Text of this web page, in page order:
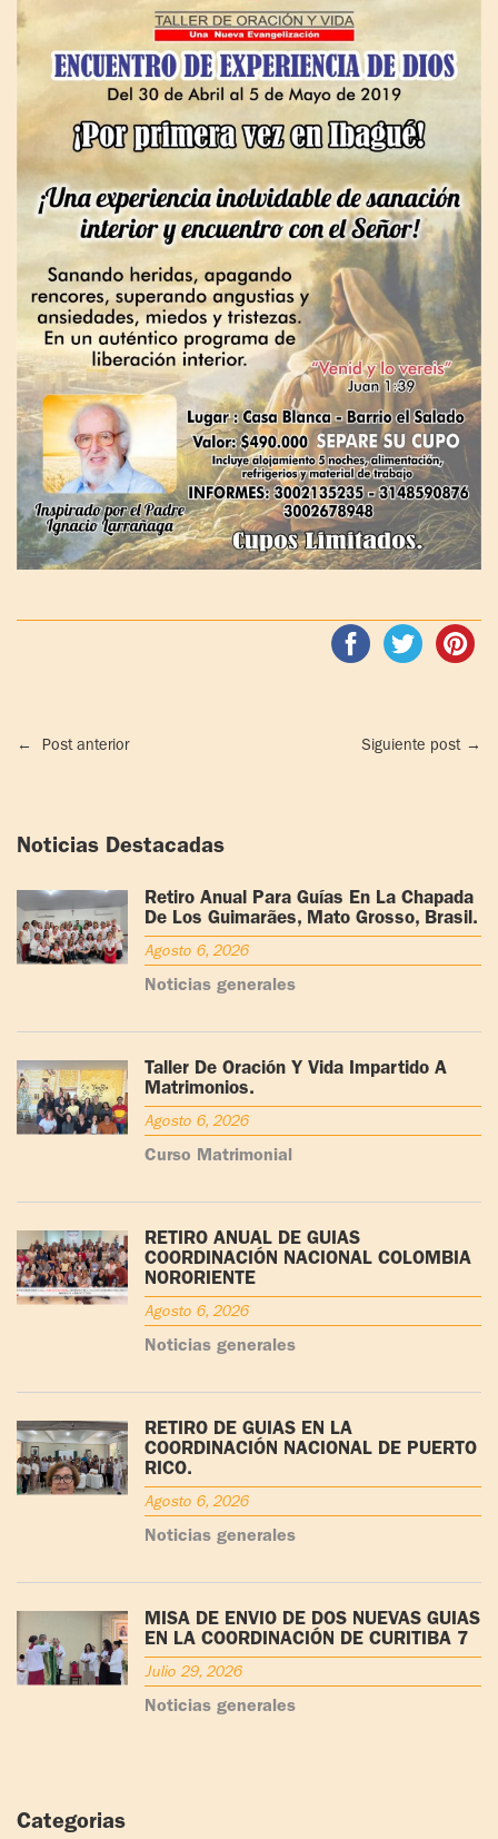
← Post anterior Siguiente post →
Noticias Destacadas
Retiro Anual Para Guías En La Chapada
De Los Guimarães, Mato Grosso, Brasil.
Agosto 6, 2026
Noticias generales
Taller De Oración Y Vida Impartido A
Matrimonios.
Agosto 6, 2026
Curso Matrimonial
RETIRO ANUAL DE GUÍAS
COORDINACIÓN NACIONAL COLOMBIA
NORORIENTE
Agosto 6, 2026
Noticias generales
RETIRO DE GUÍAS EN LA
COORDINACIÓN NACIONAL DE PUERTO
RICO.
Agosto 6, 2026
Noticias generales
MISA DE ENVÍO DE DOS NUEVAS GUÍAS
EN LA COORDINACIÓN DE CURITIBA 7
Julio 29, 2026
Noticias generales
Categorias